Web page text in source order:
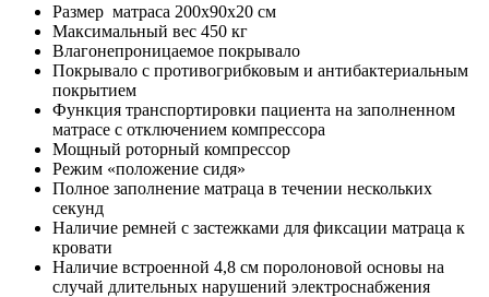
Размер матраса 200х90х20 см
Максимальный вес 450 кг
Влагонепроницаемое покрывало
Покрывало с противогрибковым и антибактериальным
покрытием
Функция транспортировки пациента на заполненном
матрасе с отключением компрессора
Мощный роторный компрессор
Режим «положение сидя»
Полное заполнение матраца в течении нескольких
секунд
Наличие ремней с застежками для фиксации матраца к
кровати
Наличие встроенной 4,8 см поролоновой основы на
случай длительных нарушений электроснабжения